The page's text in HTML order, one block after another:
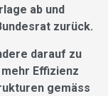
ab und
zurück.
darauf zu
Effizienz
gemäss